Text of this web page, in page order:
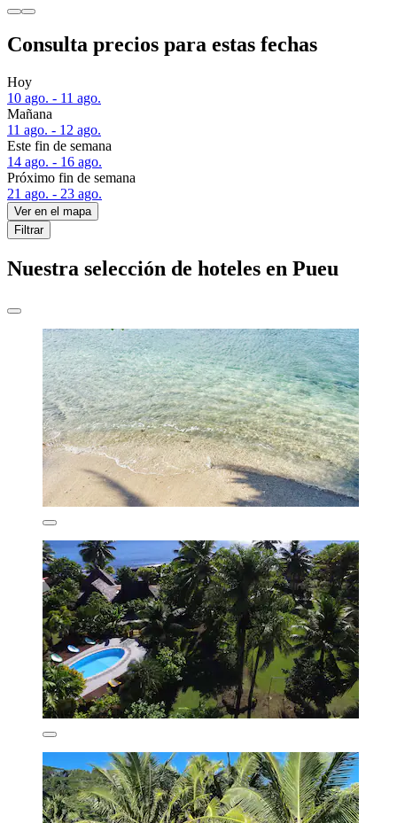
Consulta precios para estas fechas
Hoy
10 ago. - 11 ago.
Mañana
11 ago. - 12 ago.
Este fin de semana
14 ago. - 16 ago.
Próximo fin de semana
21 ago. - 23 ago.
Ver en el mapa
Filtrar
Nuestra selección de hoteles en Pueu